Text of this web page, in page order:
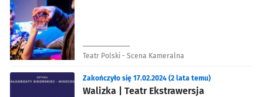
Teatr Polski - Scena Kameralna
Walizka | Teatr Ekstrawersja
Zakończyło się 17.02.2024 (2 lata temu)